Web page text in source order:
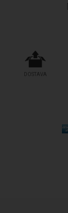
DOSTAVA